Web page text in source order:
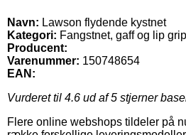
Navn: Lawson flydende kystnet
Kategori: Fangstnet, gaff og lip
Producent:
Varenummer: 150748654
EAN:
Vurderet til 4.6 ud af 5 stjerner
Flere online webshops tildeler på